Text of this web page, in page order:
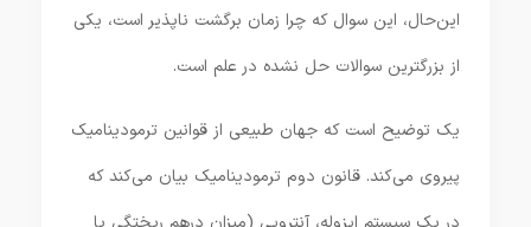
این‌حال، این سوال که چرا زمان برگشت ‌ناپذیر است، یکی
از بزرگترین سوالات حل نشده در علم است.
یک توضیح است که جهان طبیعی از قوانین ترمودینامیک
پیروی می‌کند. قانون دوم ترمودینامیک بیان می‌کند که